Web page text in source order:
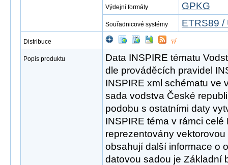
Výdejní formáty GPKG
Souřadnicové systémy ETRS89 /
Distribuce
Popis produktu
Data INSPIRE tématu
dle prováděcích pravidel
INSPIRE xml schématu ve
sada vodstva České
podobu s ostatními daty
INSPIRE téma v rámci
reprezentovány
obsahují další informace o
datovou sadou je Základní